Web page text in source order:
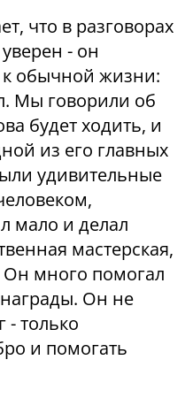
что в разговорах
- он
к обычной жизни:
Мы говорили об
будет ходить, и
из его главных
удивительные
мало и делал
мастерская,
много помогал
Он не
- только
и помогать